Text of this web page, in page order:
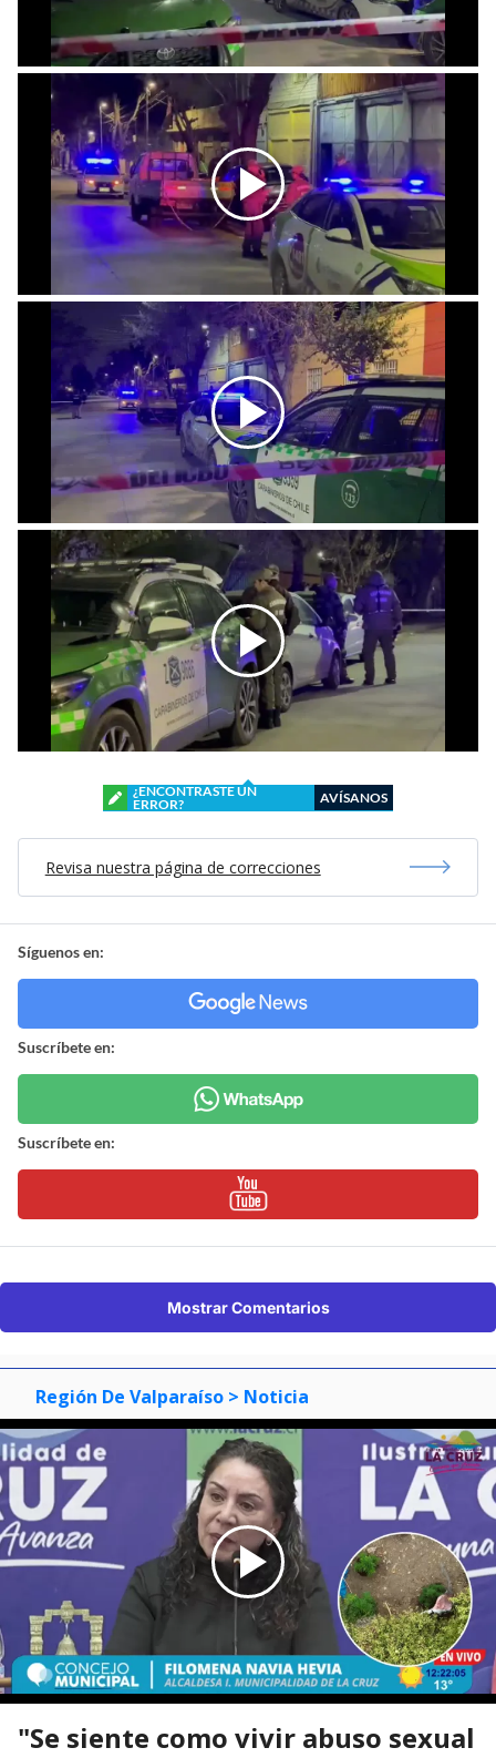
¿ENCONTRASTE UN
ERROR?
AVÍSANOS
Revisa nuestra página de correcciones
Síguenos en:
Suscríbete en:
Suscríbete en:
Mostrar Comentarios
Región De Valparaíso > Noticia
"Se siente como vivir abuso sexual